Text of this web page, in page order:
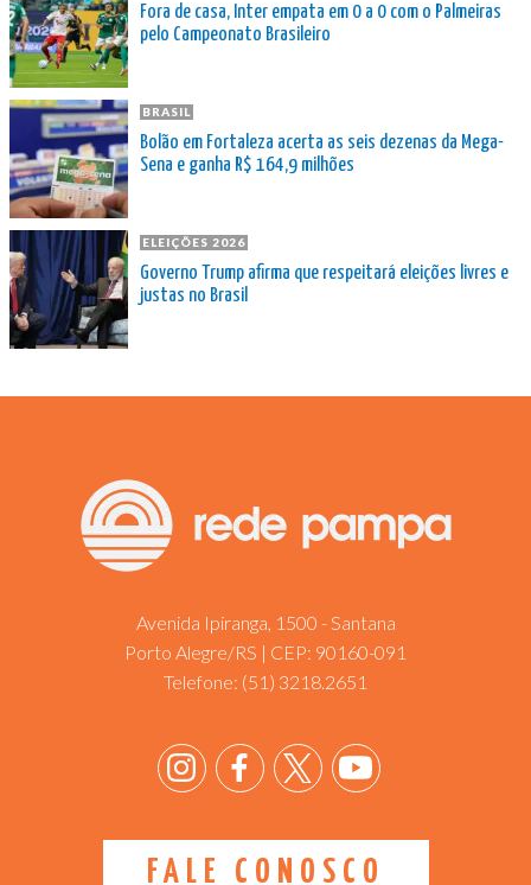
Fora de casa, Inter empata em 0 a 0 com o Palmeiras
pelo Campeonato Brasileiro
BRASIL
Bolão em Fortaleza acerta as seis dezenas da Mega-
Sena e ganha R$ 164,9 milhões
ELEIÇÕES 2026
Governo Trump afirma que respeitará eleições livres e
justas no Brasil
Avenida Ipiranga, 1500 - Santana
Porto Alegre/RS | CEP: 90160-091
Telefone: (51) 3218.2651
FALE CONOSCO